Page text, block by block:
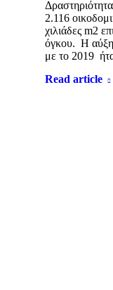
2.116
χιλιάδες m2
όγκου. Η
με το 2019
Read article